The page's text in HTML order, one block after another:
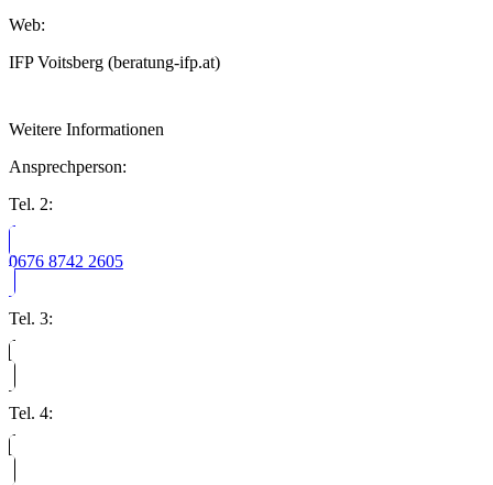
Web:
IFP Voitsberg (beratung-ifp.at)
Weitere Informationen
Ansprechperson:
Tel. 2:
0676 8742 2605
Tel. 3:
Tel. 4: